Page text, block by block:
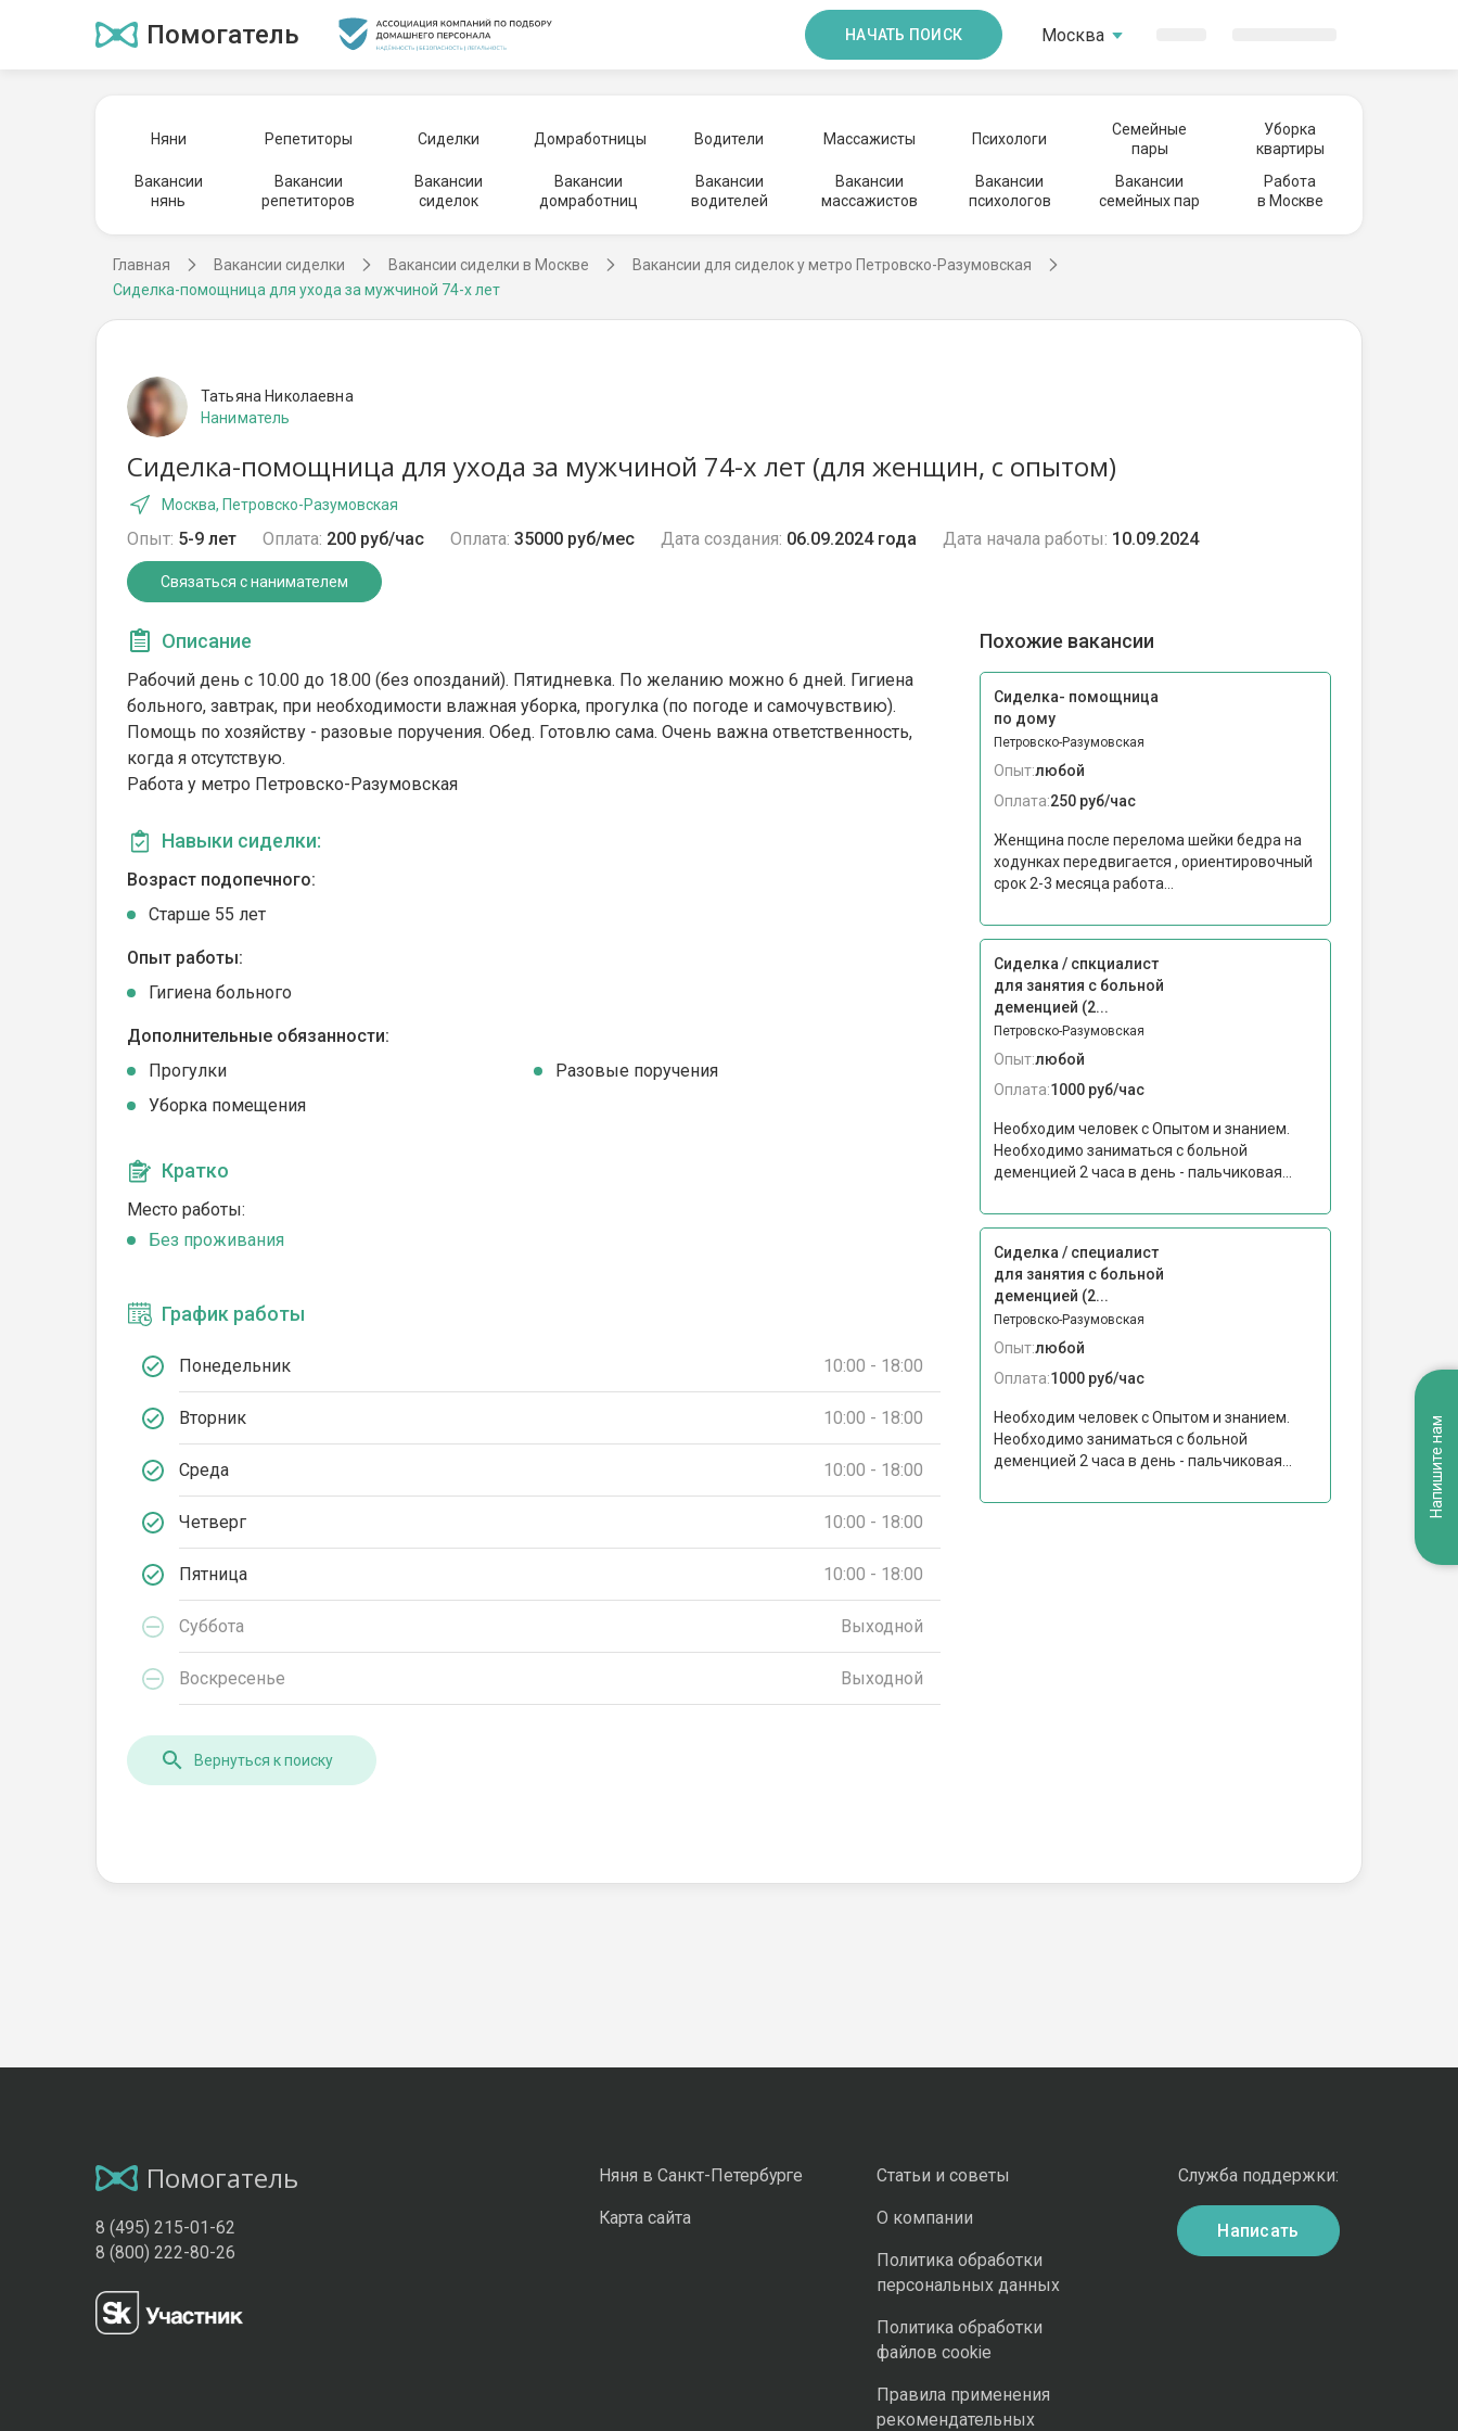
Помогатель НАЧАТЬ ПОИСК Москва
Няни Репетиторы Сиделки Домработницы Водители Массажисты Психологи
Семейные
пары
Уборка
квартиры
Вакансии
нянь
Вакансии
репетиторов
Вакансии
сиделок
Вакансии
домработниц
Вакансии
водителей
Вакансии
массажистов
Вакансии
психологов
Вакансии
семейных пар
Работа
в Москве
Главная Вакансии сиделки Вакансии сиделки в Москве
Вакансии для сиделок у метро Петровско-Разумовская
Сиделка-помощница для ухода за мужчиной 74-х лет
Татьяна Николаевна
Наниматель
Сиделка-помощница для ухода за мужчиной 74-х лет (для женщин, с опытом)
Москва, Петровско-Разумовская
Опыт: 5-9 лет Оплата: 200 руб/час Оплата: 35000 руб/мес Дата создания: 06.09.2024 года Дата начала работы: 10.09.2024
Связаться с нанимателем
Описание
Рабочий день с 10.00 до 18.00 (без опозданий). Пятидневка. По желанию можно 6 дней. Гигиена
больного, завтрак, при необходимости влажная уборка, прогулка (по погоде и самочувствию).
Помощь по хозяйству - разовые поручения. Обед. Готовлю сама. Очень важна ответственность,
когда я отсутствую.
Работа у метро Петровско-Разумовская
Навыки сиделки:
Возраст подопечного:
Cтарше 55 лет
Опыт работы:
Гигиена больного
Дополнительные обязанности:
Прогулки
Разовые поручения
Уборка помещения
Кратко
Место работы:
Без проживания
График работы
Понедельник 10:00 - 18:00
Вторник 10:00 - 18:00
Среда 10:00 - 18:00
Четверг 10:00 - 18:00
Пятница 10:00 - 18:00
Суббота Выходной
Воскресенье Выходной
Похожие вакансии
Сиделка- помощница
по дому
Петровско-Разумовская
Опыт:любой
Оплата:250 руб/час
Женщина после перелома шейки бедра на
ходунках передвигается , ориентировочный
срок 2-3 месяца работа...
Сиделка / спкциалист
для занятия с больной
деменцией (2...
Петровско-Разумовская
Опыт:любой
Оплата:1000 руб/час
Необходим человек с Опытом и знанием.
Необходимо заниматься с больной
деменцией 2 часа в день - пальчиковая...
Сиделка / специалист
для занятия с больной
деменцией (2...
Петровско-Разумовская
Опыт:любой
Оплата:1000 руб/час
Необходим человек с Опытом и знанием.
Необходимо заниматься с больной
деменцией 2 часа в день - пальчиковая...
Вернуться к поиску
Помогатель
8 (495) 215-01-62
8 (800) 222-80-26
Няня в Санкт-Петербурге
Карта сайта
Статьи и советы
О компании
Политика обработки
персональных данных
Политика обработки
файлов cookie
Правила применения
рекомендательных
Служба поддержки:
Написать
Напишите нам